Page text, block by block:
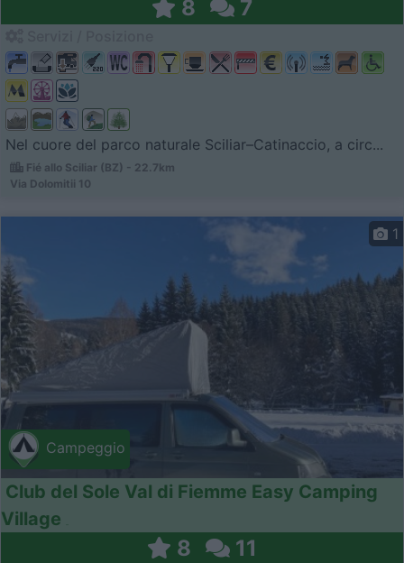
8 7
Nel cuore del parco naturale Sciliar–Catinaccio, a circ...
Fié allo Sciliar (BZ) - 22.7km
Via Dolomitii 10
Campeggio
1
Club del Sole Val di Fiemme Easy Camping
Village
8 11